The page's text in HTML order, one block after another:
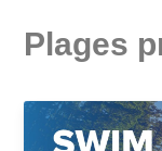
Plages